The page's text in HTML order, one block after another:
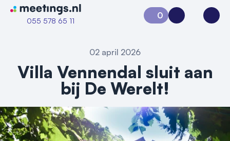
Naar home van Meetings
055 578 65 11
0
Aanvraag 0Inloggen
02 april 2026
Villa Vennendal sluit aan
bij De Werelt!